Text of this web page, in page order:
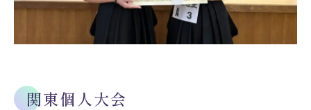
関東個人大会